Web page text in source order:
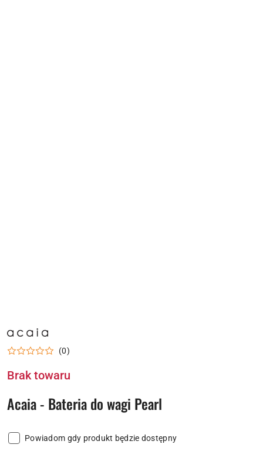
NAZWA
PRODUCENTA:
ACAIA
(0)
Brak towaru
Acaia - Bateria do wagi Pearl
Powiadom gdy produkt będzie dostępny